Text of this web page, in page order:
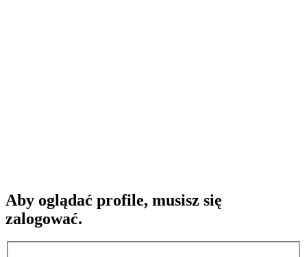
Aby oglądać profile, musisz się
zalogować.